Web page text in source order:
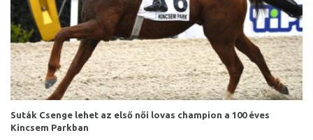
Suták Csenge lehet az első női lovas champion a 100 éves
Kincsem Parkban